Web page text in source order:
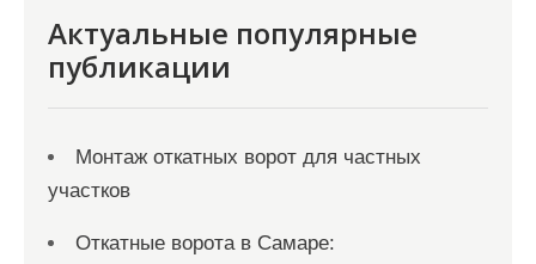
Актуальные популярные
публикации
Монтаж откатных ворот для частных
участков
Откатные ворота в Самаре: